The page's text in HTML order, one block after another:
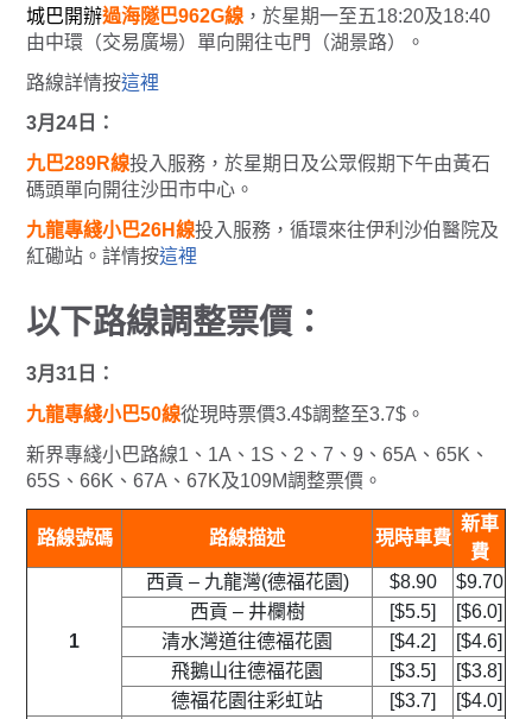
城巴開辦過海隧巴962G線 ，於星期一至五18:20及18:40
由中環（交易廣場）單向開往屯門（湖景路）。
路線詳情按這裡
3月24日：
九巴289R線投入服務，於星期日及公眾假期下午由黃石
碼頭單向開往沙田市中心。
九龍專綫小巴26H線投入服務，循環來往伊利沙伯醫院及
紅磡站。詳情按這裡
以下路線調整票價：
3月31日：
九龍專綫小巴50線從現時票價3.4$調整至3.7$。
新界專綫小巴路線1、1A、1S、2、7、9、65A、65K、
65S、66K、67A、67K及109M調整票價。
路線號碼 路線描述 現時車費
新車
費
1
西貢 – 九龍灣(德福花園) $8.90
$9.70
西貢 – 井欄樹
[$5.5]
[$6.0]
清水灣道往德福花園
[$4.2]
[$4.6]
飛鵝山往德福花園
[$3.5]
[$3.8]
德福花園往彩虹站
[$3.7] [$4.0]